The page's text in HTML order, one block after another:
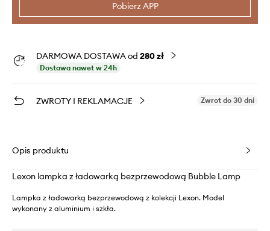
Pobierz APP
DARMOWA DOSTAWA od 280 zł
Dostawa nawet w 24h
ZWROTY I REKLAMACJE Zwrot do 30 dni
Opis produktu
Lexon lampka z ładowarką bezprzewodową Bubble Lamp
Lampka z ładowarką bezprzewodową z kolekcji Lexon. Model
wykonany z aluminium i szkła.